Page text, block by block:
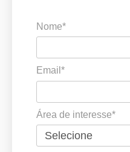
Nome*
Email*
Área de interesse*